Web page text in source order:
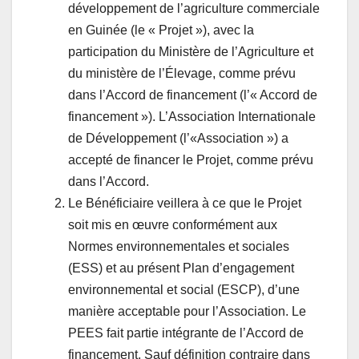
développement de l’agriculture commerciale
en Guinée (le « Projet »), avec la
participation du Ministère de l’Agriculture et
du ministère de l’Élevage, comme prévu
dans l’Accord de financement (l’« Accord de
financement »). L’Association Internationale
de Développement (l’«Association ») a
accepté de financer le Projet, comme prévu
dans l’Accord.
Le Bénéficiaire veillera à ce que le Projet
soit mis en œuvre conformément aux
Normes environnementales et sociales
(ESS) et au présent Plan d’engagement
environnemental et social (ESCP), d’une
manière acceptable pour l’Association. Le
PEES fait partie intégrante de l’Accord de
financement. Sauf définition contraire dans